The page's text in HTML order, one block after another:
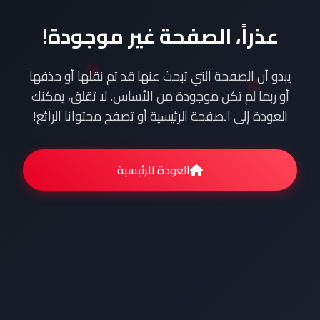
عذراً، الصفحة غير موجودة!
يبدو أن الصفحة التي تبحث عنها قد تم نقلها أو حذفها
أو ربما لم تكن موجودة من الأساس. لا تقلق، يمكنك
العودة إلى الصفحة الرئيسية أو تصفح محتوانا الرائع!
العودة للرئيسية